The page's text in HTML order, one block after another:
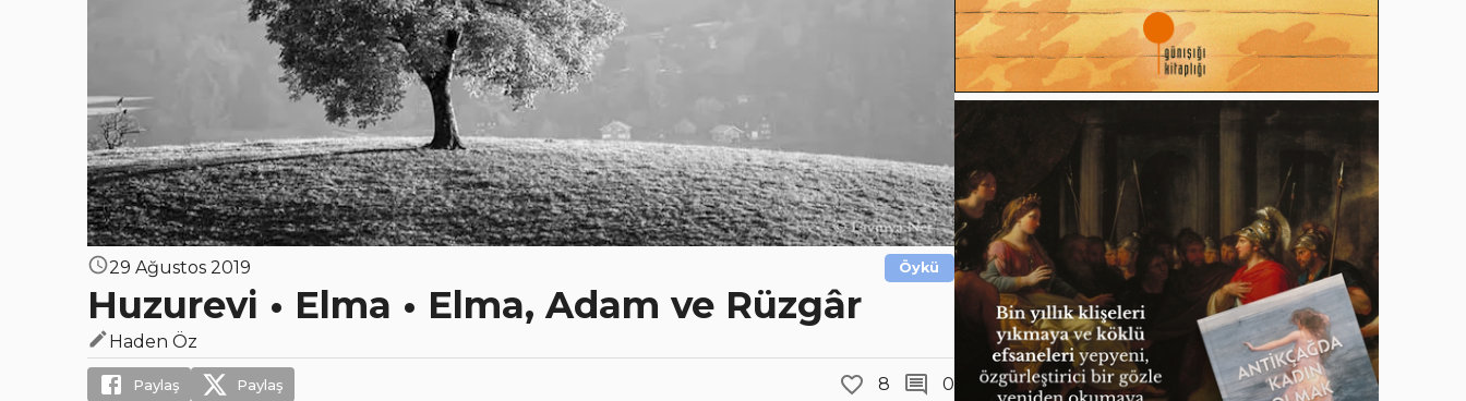
29 Ağustos 2019 Öykü
Huzurevi • Elma • Elma, Adam ve Rüzgâr
Haden Öz
Paylaş Paylaş 8 0